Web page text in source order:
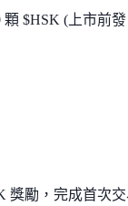
顆 $HSK (上市前發
獎勵，完成首次